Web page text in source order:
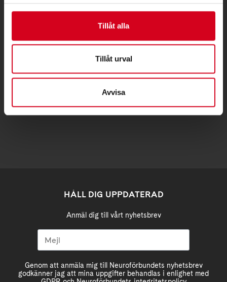
Tillåt alla
Tillåt urval
Avvisa
Fatbursgatan 19, 118 28 STOCKHOLM
08 - 720 29 40
Samma som besöksadress
HÅLL DIG UPPDATERAD
Anmäl dig till vårt nyhetsbrev
Genom att anmäla mig till Neuroförbundets nyhetsbrev
godkänner jag att mina uppgifter behandlas i enlighet med